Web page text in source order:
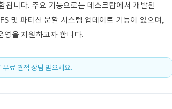
니다. 주요 기능으로는 데스크탑에서 개발된
및 파티션 분할 시스템 업데이트 기능이 있으며,
영을 지원하고자 합니다.
무료 견적 상담 받으세요.